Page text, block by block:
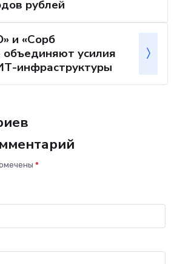
рублей
и «Сорб
усилия
инфраструктуры
*